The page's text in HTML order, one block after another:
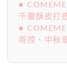
●
千層酥皮打
●
塔控、中秋